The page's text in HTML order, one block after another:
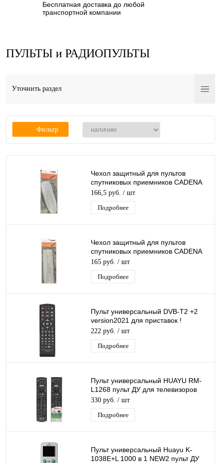
Бесплатная доставка до любой
транспортной компании
ПУЛЬТЫ и РАДИОПУЛЬТЫ
Уточнить раздел
Фильтр
Чехол защитный для пультов
спутниковых приемников CADENA
CS1-1034 силиконовый
166,5 руб. / шт
Подробнее
Чехол защитный для пультов
спутниковых приемников CADENA
CS1-8306 силиконовый
165 руб. / шт
Подробнее
Пульт универсальный DVB-T2 +2
version2021 для приставок !
универсальный для разных
моделей DVB-T2
222 руб. / шт
Подробнее
Пульт универсальный HUAYU RM-
L1268 пульт ДУ для телевизоров
Panasonic LCD/LED TV
330 руб. / шт
Подробнее
Пульт универсальный Huayu K-
1038E+L 1000 в 1 NEW2 пульт ДУ